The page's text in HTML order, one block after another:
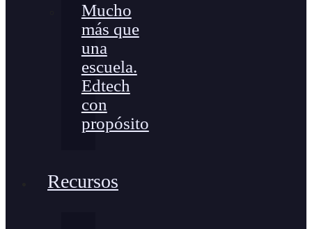
Mucho
más que
una
escuela.
Edtech
con
propósito
Recursos